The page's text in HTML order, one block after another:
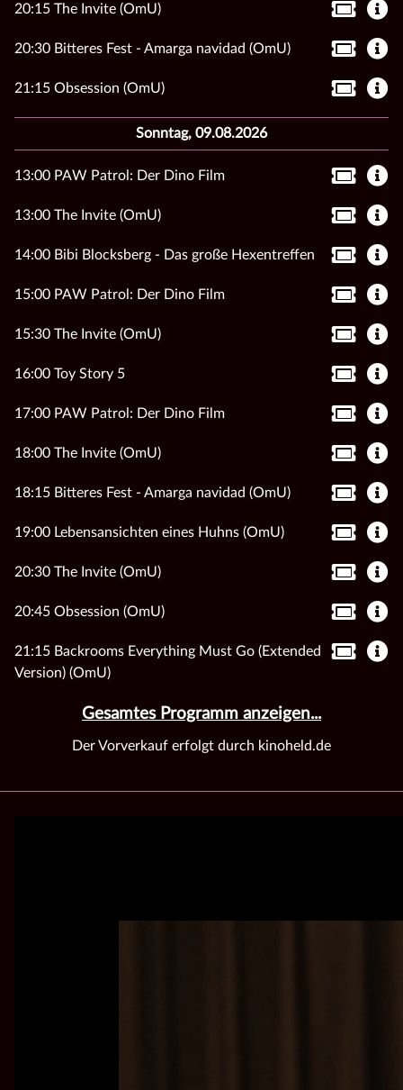
20:15 The Invite (OmU)
20:30 Bitteres Fest - Amarga navidad (OmU)
21:15 Obsession (OmU)
Sonntag, 09.08.2026
13:00 PAW Patrol: Der Dino Film
13:00 The Invite (OmU)
14:00 Bibi Blocksberg - Das große Hexentreffen
15:00 PAW Patrol: Der Dino Film
15:30 The Invite (OmU)
16:00 Toy Story 5
17:00 PAW Patrol: Der Dino Film
18:00 The Invite (OmU)
18:15 Bitteres Fest - Amarga navidad (OmU)
19:00 Lebensansichten eines Huhns (OmU)
20:30 The Invite (OmU)
20:45 Obsession (OmU)
21:15 Backrooms Everything Must Go (Extended
Version) (OmU)
Gesamtes Programm anzeigen...
Der Vorverkauf erfolgt durch kinoheld.de